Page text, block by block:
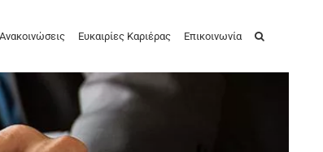
Ανακοινώσεις Ευκαιρίες Καριέρας Επικοινωνία